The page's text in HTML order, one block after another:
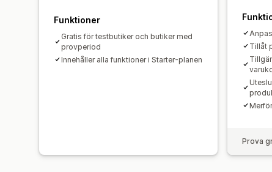
Funktioner
Gratis för testbutiker och butiker med
provperiod
Innehåller alla funktioner i Starter-planen
Tillåt
Prova